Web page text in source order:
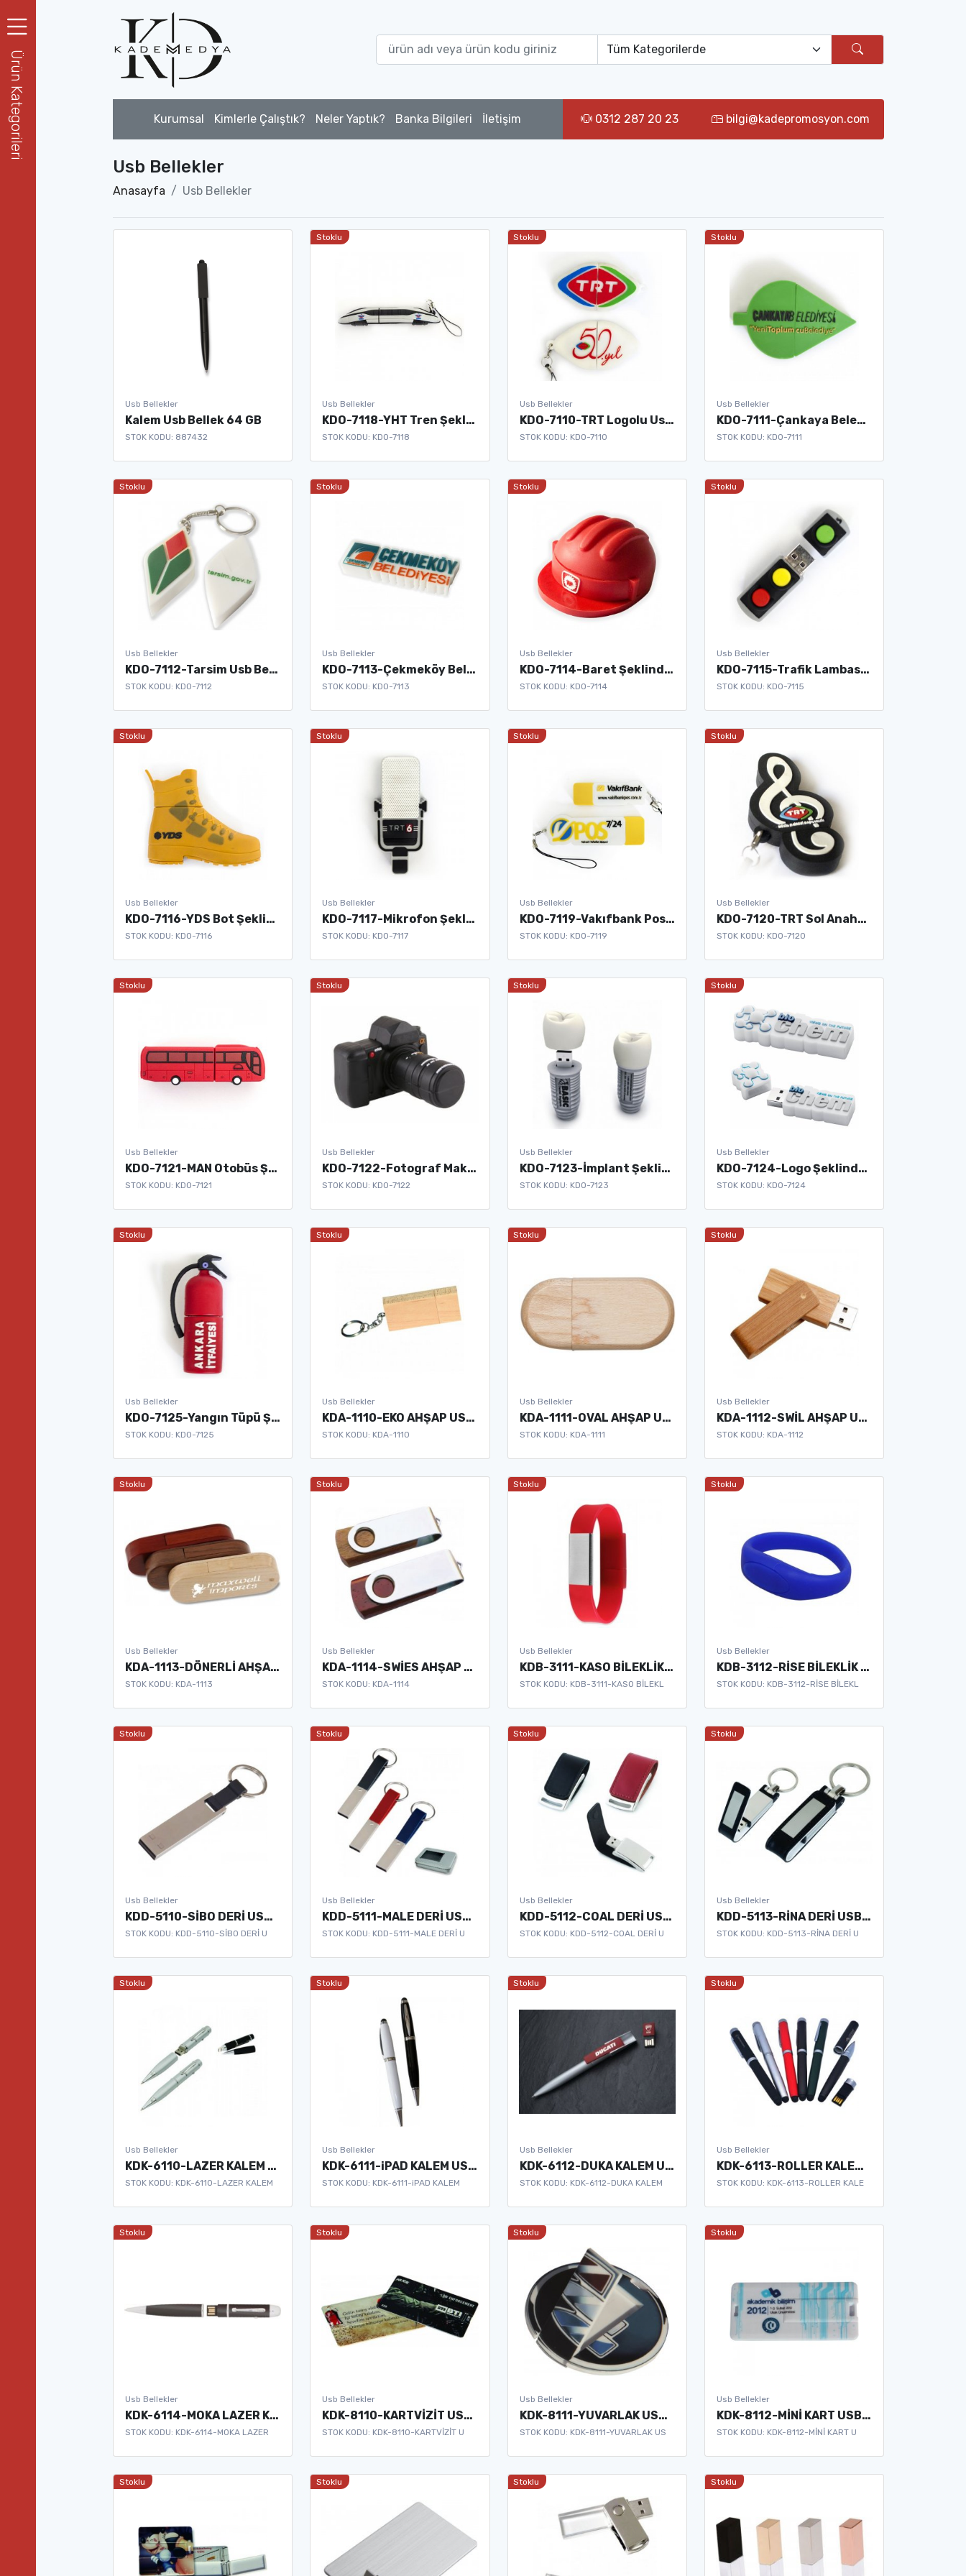
Ürün Kategorileri Kurumsal Kimlerle Çalıştık? Neler Yaptık? Banka Bilgileri İletişim 0312 287 20 23 bilgi@kadepromosyon.com
Usb Bellekler
Anasayfa Usb Bellekler
Usb Bellekler
Kalem Usb Bellek 64 GB
STOK KODU: 887432
Stoklu
Usb Bellekler
KDO-7118-YHT Tren Şeklinde Usb Bellek
STOK KODU: KDO-7118
Stoklu
Usb Bellekler
KDO-7110-TRT Logolu Usb Bellek
STOK KODU: KDO-7110
Stoklu
Usb Bellekler
KDO-7111-Çankaya Belediyesi logo Usb
STOK KODU: KDO-7111
Stoklu
Usb Bellekler
KDO-7112-Tarsim Usb Bellek
STOK KODU: KDO-7112
Stoklu
Usb Bellekler
KDO-7113-Çekmeköy Belediyesi Usb Bellek
STOK KODU: KDO-7113
Stoklu
Usb Bellekler
KDO-7114-Baret Şeklinde Usb Bellek
STOK KODU: KDO-7114
Stoklu
Usb Bellekler
KDO-7115-Trafik Lambası Usb Bellek
STOK KODU: KDO-7115
Stoklu
Usb Bellekler
KDO-7116-YDS Bot Şeklinde Usb Bellek
STOK KODU: KDO-7116
Stoklu
Usb Bellekler
KDO-7117-Mikrofon Şeklinde Usb Bellek
STOK KODU: KDO-7117
Stoklu
Usb Bellekler
KDO-7119-Vakıfbank Pos Usb Bellek
STOK KODU: KDO-7119
Stoklu
Usb Bellekler
KDO-7120-TRT Sol Anahtarı Şeklinde Usb Bellek
STOK KODU: KDO-7120
Stoklu
Usb Bellekler
KDO-7121-MAN Otobüs Şeklinde Usb Bellek
STOK KODU: KDO-7121
Stoklu
Usb Bellekler
KDO-7122-Fotograf Makinesi Şeklinde Usb Bellek
STOK KODU: KDO-7122
Stoklu
Usb Bellekler
KDO-7123-İmplant Şeklinde Usb Bellek
STOK KODU: KDO-7123
Stoklu
Usb Bellekler
KDO-7124-Logo Şeklinde Usb Bellek
STOK KODU: KDO-7124
Stoklu
Usb Bellekler
KDO-7125-Yangın Tüpü Şeklinde Usb Bellek
STOK KODU: KDO-7125
Stoklu
Usb Bellekler
KDA-1110-EKO AHŞAP USB BELLEK
STOK KODU: KDA-1110
Stoklu
Usb Bellekler
KDA-1111-OVAL AHŞAP USB BELLEK
STOK KODU: KDA-1111
Stoklu
Usb Bellekler
KDA-1112-SWİL AHŞAP USB BELLEK
STOK KODU: KDA-1112
Stoklu
Usb Bellekler
KDA-1113-DÖNERLİ AHŞAP USB BELLEK
STOK KODU: KDA-1113
Stoklu
Usb Bellekler
KDA-1114-SWİES AHŞAP METAL USB BELLEK
STOK KODU: KDA-1114
Stoklu
Usb Bellekler
KDB-3111-KASO BİLEKLİK USB BELLEK
STOK KODU: KDB-3111-KASO BİLEKL
Stoklu
Usb Bellekler
KDB-3112-RİSE BİLEKLİK USB BELLEK
STOK KODU: KDB-3112-RİSE BİLEKL
Stoklu
Usb Bellekler
KDD-5110-SİBO DERİ USB BELLEK
STOK KODU: KDD-5110-SİBO DERİ U
Stoklu
Usb Bellekler
KDD-5111-MALE DERİ USB BELLEK
STOK KODU: KDD-5111-MALE DERİ U
Stoklu
Usb Bellekler
KDD-5112-COAL DERİ USB BELLEK
STOK KODU: KDD-5112-COAL DERİ U
Stoklu
Usb Bellekler
KDD-5113-RİNA DERİ USB BELLEK
STOK KODU: KDD-5113-RİNA DERİ U
Stoklu
Usb Bellekler
KDK-6110-LAZER KALEM USB BELLEK
STOK KODU: KDK-6110-LAZER KALEM
Stoklu
Usb Bellekler
KDK-6111-iPAD KALEM USB BELLEK
STOK KODU: KDK-6111-iPAD KALEM
Stoklu
Usb Bellekler
KDK-6112-DUKA KALEM USB BELLEK
STOK KODU: KDK-6112-DUKA KALEM
Stoklu
Usb Bellekler
KDK-6113-ROLLER KALEM USB BELLEK
STOK KODU: KDK-6113-ROLLER KALE
Stoklu
Usb Bellekler
KDK-6114-MOKA LAZER KALEM USB BELLEK
STOK KODU: KDK-6114-MOKA LAZER
Stoklu
Usb Bellekler
KDK-8110-KARTVİZİT USB BELLEK
STOK KODU: KDK-8110-KARTVİZİT U
Stoklu
Usb Bellekler
KDK-8111-YUVARLAK USB BELLEK
STOK KODU: KDK-8111-YUVARLAK US
Stoklu
Usb Bellekler
KDK-8112-MİNİ KART USB BELLEK
STOK KODU: KDK-8112-MİNİ KART U
Stoklu Stoklu Stoklu Stoklu